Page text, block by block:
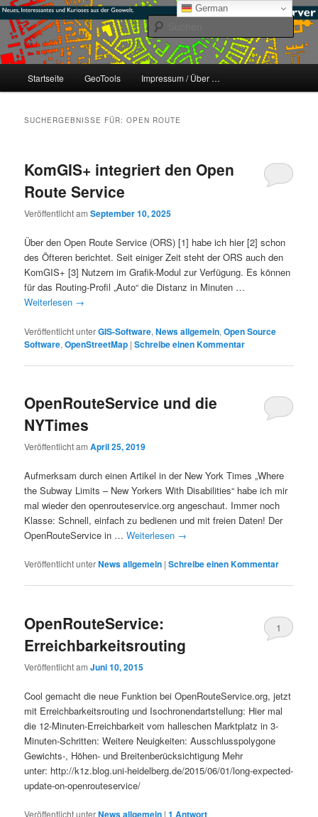
Zum
primären
Inhalt
springen
Zum
sekundären
Inhalt
springen#geoObserver
mikeE's GeoBlog
Startseite GeoTools Impressum / Über …
SUCHERGEBNISSE FÜR:OPEN ROUTE
KomGIS+ integriert den Open
Route Service
Veröffentlicht amSeptember 10, 2025
Über den Open Route Service (ORS) [1] habe ich hier [2] schon
des Öfteren berichtet. Seit einiger Zeit steht der ORS auch den
KomGIS+ [3] Nutzern im Grafik-Modul zur Verfügung. Es können
für das Routing-Profil „Auto“ die Distanz in Minuten …
Weiterlesen →
Veröffentlicht unterGIS-Software,News allgemein,Open Source
Software,OpenStreetMap |Schreibe einen Kommentar
OpenRouteService und die
NYTimes
Veröffentlicht amApril 25, 2019
Aufmerksam durch einen Artikel in der New York Times „Where
the Subway Limits – New Yorkers With Disabilities“ habe ich mir
mal wieder den openrouteservice.org angeschaut. Immer noch
Klasse: Schnell, einfach zu bedienen und mit freien Daten! Der
OpenRouteService in …Weiterlesen →
Veröffentlicht unterNews allgemein |Schreibe einen Kommentar
OpenRouteService:
Erreichbarkeitsrouting
Veröffentlicht amJuni 10, 2015
1
Cool gemacht die neue Funktion bei OpenRouteService.org, jetzt
mit Erreichbarkeitsrouting und Isochronendartstellung: Hier mal
die 12-Minuten-Erreichbarkeit vom halleschen Marktplatz in 3-
Minuten-Schritten: Weitere Neuigkeiten: Ausschlusspolygone
Gewichts-, Höhen- und Breitenberücksichtigung Mehr
unter: http://k1z.blog.uni-heidelberg.de/2015/06/01/long-expected-
update-on-openrouteservice/
Veröffentlicht unterNews allgemein |1 Antwort
German